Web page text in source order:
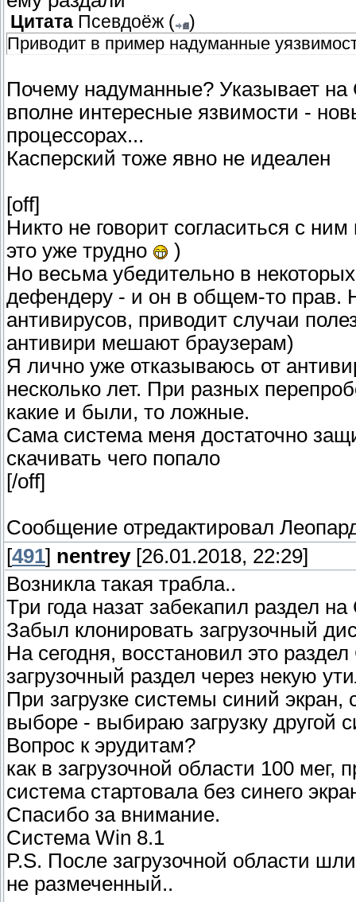
Цитата Псевдоёж(
)
Приводит в пример надуманные
Почему надуманные? Указывает на
вполне интересные язвимости -
процессорах...
Касперский тоже явно не идеален
[off]
Никто не говорит согласиться с
это уже трудно
)
Но весьма убедительно в
дефендеру - и он в общем-то прав.
антивирусов, приводит случаи
антивири мешают браузерам)
Я лично уже отказываюсь от
несколько лет. При разных
какие и были, то ложные.
Сама система меня достаточно
скачивать чего попало
[/off]
Сообщение отредактировал
[491] nentrey[26.01.2018, 22:29]
Возникла такая трабла..
Три года назат забекапил раздел
Забыл клонировать загрузочный
На сегодня, восстановил это
загрузочный раздел через некую
При загрузке системы синий
выборе - выбираю загрузку другой
Вопрос к эрудитам?
как в загрузочной области 100 мег,
система стартовала без синего
Спасибо за внимание.
Система Win 8.1
P.S. После загрузочной области
не размеченный..